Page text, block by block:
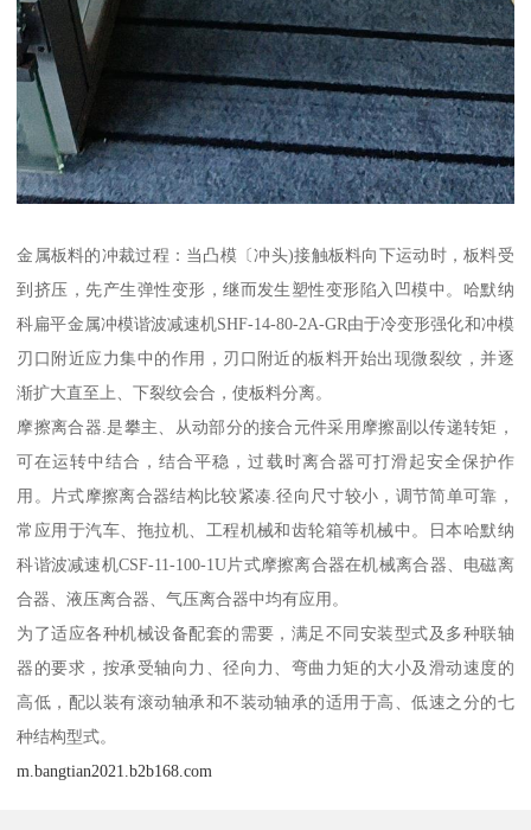
金属板料的冲裁过程：当凸模〔冲头)接触板料向下运动时，板料受
到挤压，先产生弹性变形，继而发生塑性变形陷入凹模中。哈默纳
科扁平金属冲模谐波减速机SHF-14-80-2A-GR由于冷变形强化和冲模
刃口附近应力集中的作用，刃口附近的板料开始出现微裂纹，并逐
渐扩大直至上、下裂纹会合，使板料分离。
摩擦离合器.是攀主、从动部分的接合元件采用摩擦副以传递转矩，
可在运转中结合，结合平稳，过载时离合器可打滑起安全保护作
用。片式摩擦离合器结构比较紧凑.径向尺寸较小，调节简单可靠，
常应用于汽车、拖拉机、工程机械和齿轮箱等机械中。日本哈默纳
科谐波减速机CSF-11-100-1U片式摩擦离合器在机械离合器、电磁离
合器、液压离合器、气压离合器中均有应用。
为了适应各种机械设备配套的需要，满足不同安装型式及多种联轴
器的要求，按承受轴向力、径向力、弯曲力矩的大小及滑动速度的
高低，配以装有滚动轴承和不装动轴承的适用于高、低速之分的七
种结构型式。
m.bangtian2021.b2b168.com